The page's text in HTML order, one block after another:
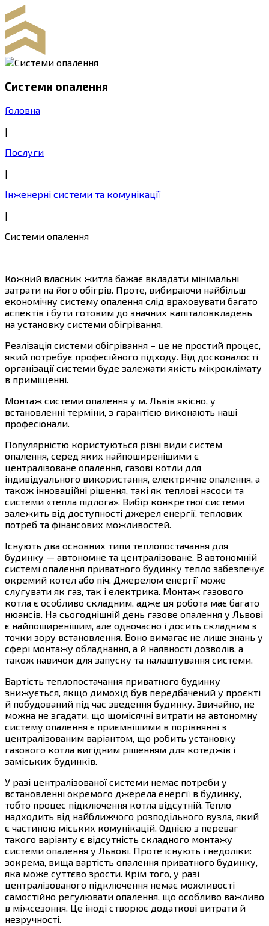
Системи опалення
Головна
|
Послуги
|
Інженерні системи та комунікації
|
Системи опалення
Кожний власник житла бажає вкладати мінімальні
затрати на його обігрів. Проте, вибираючи найбільш
економічну систему опалення слід враховувати багато
аспектів і бути готовим до значних капіталовкладень
на установку системи обігрівання.
Реалізація системи обігрівання – це не простий процес,
який потребує професійного підходу. Від досконалості
організації системи буде залежати якість мікроклімату
в приміщенні.
Монтаж системи опалення у м. Львів якісно, у
встановленні терміни, з гарантією виконають наші
професіонали.
Популярністю користуються різні види систем
опалення, серед яких найпоширенішими є
централізоване опалення, газові котли для
індивідуального використання, електричне опалення, а
також інноваційні рішення, такі як теплові насоси та
системи «тепла підлога». Вибір конкретної системи
залежить від доступності джерел енергії, теплових
потреб та фінансових можливостей.
Існують два основних типи теплопостачання для
будинку — автономне та централізоване. В автономній
системі опалення приватного будинку тепло забезпечує
окремий котел або піч. Джерелом енергії може
слугувати як газ, так і електрика. Монтаж газового
котла є особливо складним, адже ця робота має багато
нюансів. На сьогоднішній день газове опалення у Львові
є найпоширенішим, але одночасно і досить складним з
точки зору встановлення. Воно вимагає не лише знань у
сфері монтажу обладнання, а й наявності дозволів, а
також навичок для запуску та налаштування системи.
Вартість теплопостачання приватного будинку
знижується, якщо димохід був передбачений у проєкті
й побудований під час зведення будинку. Звичайно, не
можна не згадати, що щомісячні витрати на автономну
систему опалення є приємнішими в порівнянні з
централізованим варіантом, що робить установку
газового котла вигідним рішенням для котеджів і
заміських будинків.
У разі централізованої системи немає потреби у
встановленні окремого джерела енергії в будинку,
тобто процес підключення котла відсутній. Тепло
надходить від найближчого розподільного вузла, який
є частиною міських комунікацій. Однією з переваг
такого варіанту є відсутність складного монтажу
системи опалення у Львові. Проте існують і недоліки:
зокрема, вища вартість опалення приватного будинку,
яка може суттєво зрости. Крім того, у разі
централізованого підключення немає можливості
самостійно регулювати опалення, що особливо важливо
в міжсезоння. Це іноді створює додаткові витрати й
незручності.